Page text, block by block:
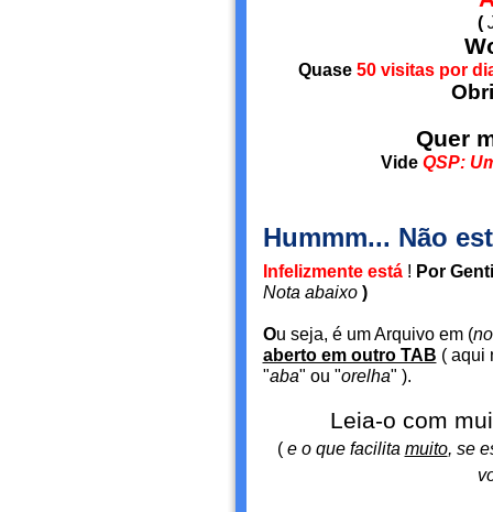
(
Quase 50 visitas por
Quer
Vide QSP:
Hummm... Não
Infelizmente está! Por
Nota abaixo)
Ou seja, é um Arquivo em (
aberto em outro TAB ( aqui
"aba" ou "orelha" ).
Leia-o com
( e o que facilita muito, se